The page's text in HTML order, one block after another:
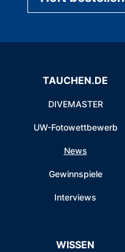
TAUCHEN.DE
DIVEMASTER
UW-Fotowettbewerb
News
Gewinnspiele
Interviews
WISSEN